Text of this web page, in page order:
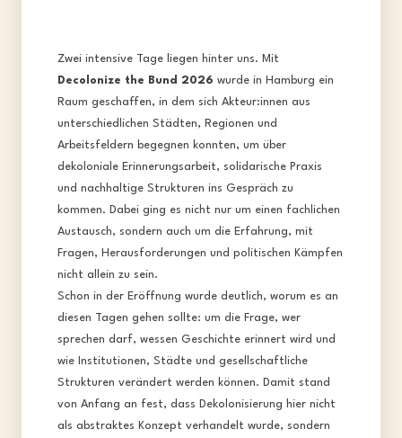
Zwei intensive Tage liegen hinter uns. Mit
Decolonize the Bund 2026 wurde in Hamburg ein
Raum geschaffen, in dem sich Akteur:innen aus
unterschiedlichen Städten, Regionen und
Arbeitsfeldern begegnen konnten, um über
dekoloniale Erinnerungsarbeit, solidarische Praxis
und nachhaltige Strukturen ins Gespräch zu
kommen. Dabei ging es nicht nur um einen fachlichen
Austausch, sondern auch um die Erfahrung, mit
Fragen, Herausforderungen und politischen Kämpfen
nicht allein zu sein.
Schon in der Eröffnung wurde deutlich, worum es an
diesen Tagen gehen sollte: um die Frage, wer
sprechen darf, wessen Geschichte erinnert wird und
wie Institutionen, Städte und gesellschaftliche
Strukturen verändert werden können. Damit stand
von Anfang an fest, dass Dekolonisierung hier nicht
als abstraktes Konzept verhandelt wurde, sondern